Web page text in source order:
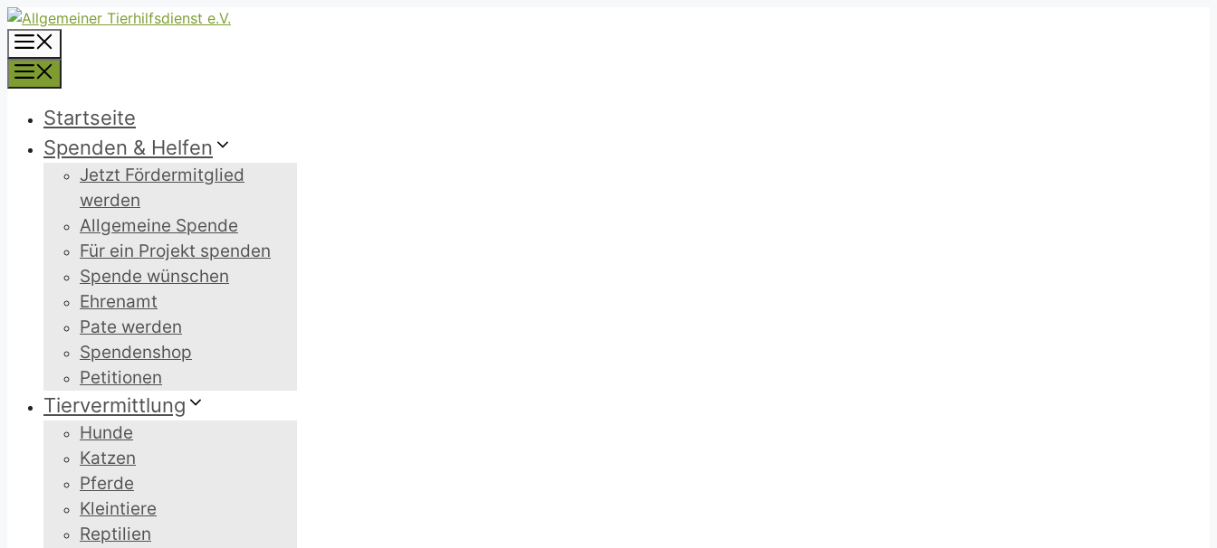
Zum
Inhalt
springen
Startseite
Spenden & Helfen
Jetzt Fördermitglied
werden
Allgemeine Spende
Für ein Projekt spenden
Spende wünschen
Ehrenamt
Pate werden
Spendenshop
Petitionen
Tiervermittlung
Hunde
Katzen
Pferde
Kleintiere
Reptilien